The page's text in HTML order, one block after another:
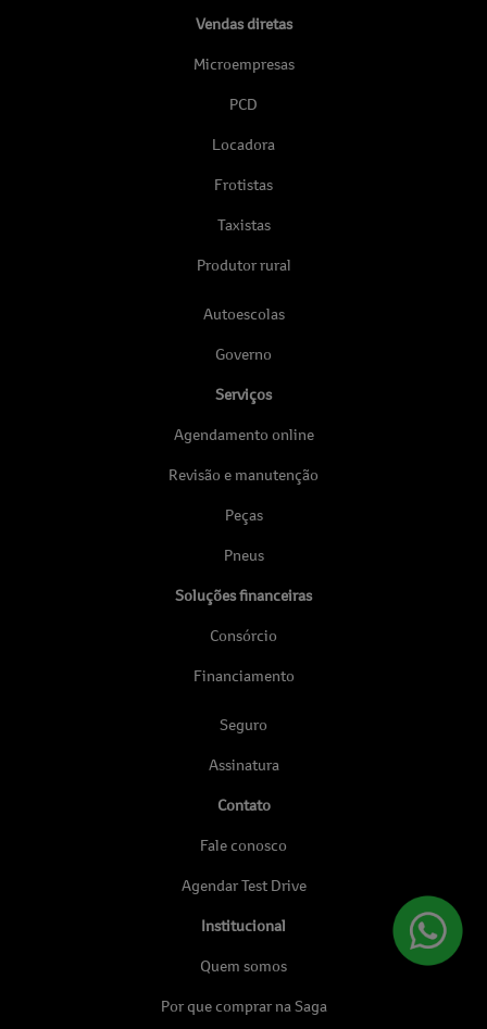
Vendas diretas
Microempresas
PCD
Locadora
Frotistas
Taxistas
Produtor rural
Autoescolas
Governo
Serviços
Agendamento online
Revisão e manutenção
Peças
Pneus
Soluções financeiras
Consórcio
Financiamento
Seguro
Assinatura
Contato
Fale conosco
Agendar Test Drive
Institucional
Quem somos
Por que comprar na Saga